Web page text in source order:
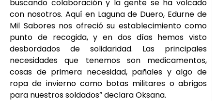
buscando colaboración y la gente se ha volcado
con nosotros. Aquí en Laguna de Duero, Edurne de
Mil Sabores nos ofreció su establecimiento como
punto de recogida, y en dos días hemos visto
desbordados de solidaridad. Las principales
necesidades que tenemos son medicamentos,
cosas de primera necesidad, pañales y algo de
ropa de invierno como botas militares o abrigos
para nuestros soldados” declara Oksana.